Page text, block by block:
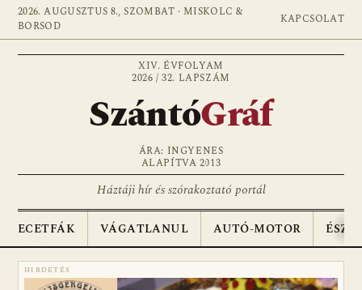
2026. AUGUSZTUS 8., SZOMBAT · MISKOLC &
BORSOD
KAPCSOLAT
XIV. ÉVFOLYAM
2026 / 32. LAPSZÁM
SzántóGráf
ÁRA: INGYENES
ALAPÍTVA 2013
Háztáji hír és szórakoztató portál
ECETFÁK VÁGATLANUL AUTÓ-MOTOR
HIRDETÉS